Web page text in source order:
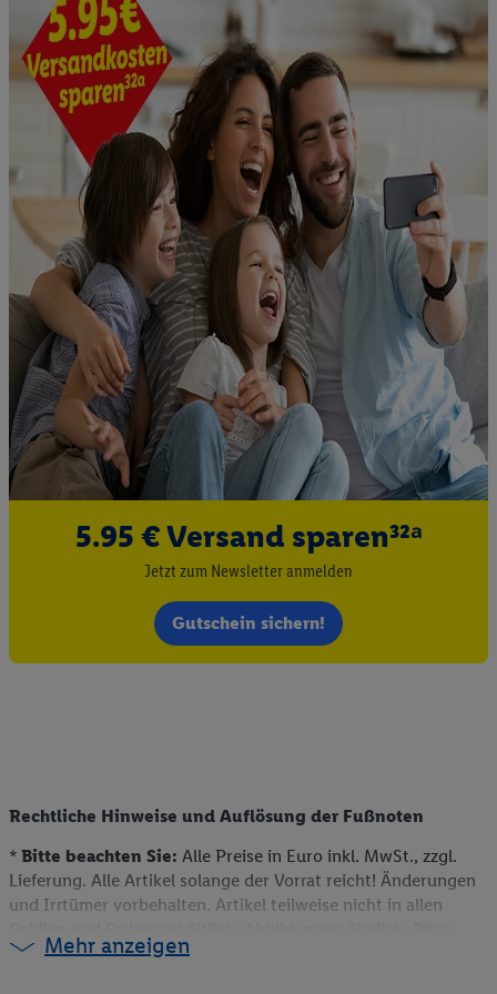
5.95 € Versand sparen³²ᵃ
Jetzt zum Newsletter anmelden
Gutschein sichern!
Rechtliche Hinweise und Auflösung der Fußnoten
* Bitte beachten Sie: Alle Preise in Euro inkl. MwSt., zzgl.
Lieferung. Alle Artikel solange der Vorrat reicht! Änderungen
und Irrtümer vorbehalten. Artikel teilweise nicht in allen
beachten Sie, dass wir nur Bestellungen von Kunden mit einer
Mehr anzeigen
reduzierter Daten zur Auswahl von Werbeanzeigen.
Messung der Werbeleistung. Verwendung von Profilen
zur Auswahl personalisierter Werbung.
Liste der Partner (Lieferanten)